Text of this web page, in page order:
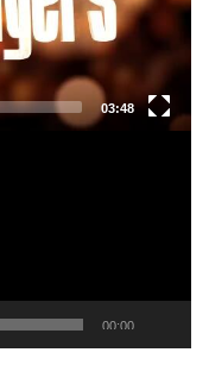
Total
duration
03:48
Total
00:00